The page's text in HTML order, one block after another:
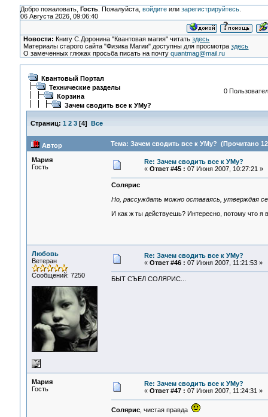
Добро пожаловать, Гость. Пожалуйста, войдитеили зарегистрируйтесь.
06 Августа 2026, 09:06:40
Новости: Книгу С.Доронина "Квантовая магия" читатьздесь
Материалы старого сайта "Физика Магии" доступны для просмотраздесь
О замеченных глюках просьба писать на почтуquantmag@mail.ru
Квантовый Портал
Технические разделы
Корзина
Зачем сводить все к УМу?
0
Страниц: 1 2 3[4] Все
Автор Тема: Зачем сводить все к УМу? (Прочитано
Мария
Гость
Re: Зачем сводить все к УМу?
« Ответ #45 : 07 Июня 2007, 10:27:21 »
Солярис
Но, рассуждать можно оставаясь, утверждая
И как ж ты действуешь? Интересно, потому что
Любовь
Ветеран
Сообщений: 7250
Re: Зачем сводить все к УМу?
« Ответ #46 : 07 Июня 2007, 11:21:53 »
БЫТ СЪЕЛ СОЛЯРИС...
Мария
Гость
Re: Зачем сводить все к УМу?
« Ответ #47 : 07 Июня 2007, 11:24:31 »
Солярис, чистая правда